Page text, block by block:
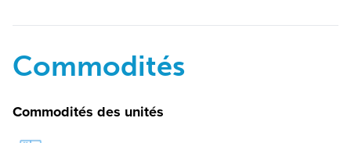
Commodités
Commodités des unités